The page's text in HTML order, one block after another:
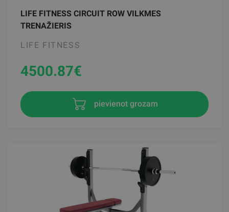
LIFE FITNESS CIRCUIT ROW VILKMES
TRENAŽIERIS
LIFE FITNESS
4500.87€
pievienot grozam